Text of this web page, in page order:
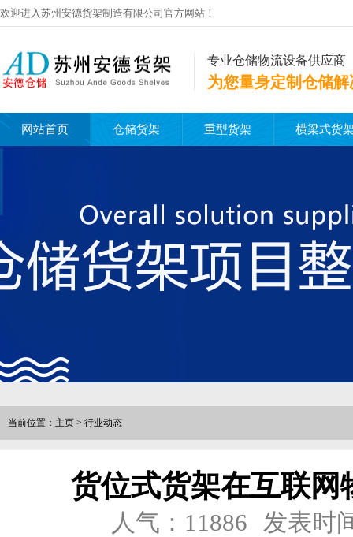
欢迎进入苏州安德货架制造有限公司官方网站！
专业仓储物流设备供应商
为您量身定制仓储
网站首页 仓储货架 重型货架 横梁式货
当前位置： 主页 > 行业动态
货位式货架在互联网
人气：11886 发表时